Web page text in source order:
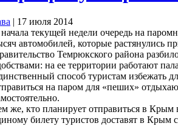
| 17 июля 2014
текущей недели очередь на
автомобилей, которые растянулись
Темрюкского района
на ее территории работают
способ туристам избежать
на паром для «пеших»
же, кто планирует отправиться в
билету туристов доставят в Крым